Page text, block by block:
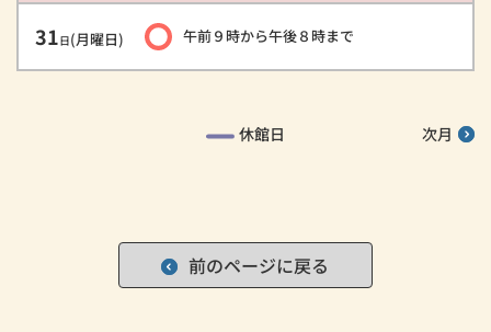
31日(月曜日) 午前９時から午後８時まで
休館日 次月
前のページに戻る